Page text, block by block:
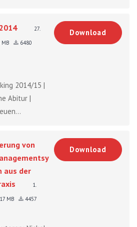
27.
MB
6480
2014/15 |
Abitur |
Download
von
aus der
1.
MB
4457
Download